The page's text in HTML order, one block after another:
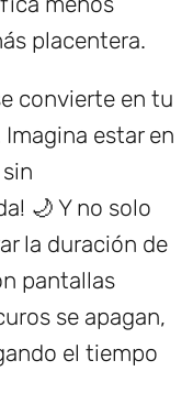
placentera.
convierte en tu
estar en
🌙 Y no solo
la duración de
pantallas
se apagan,
el tiempo